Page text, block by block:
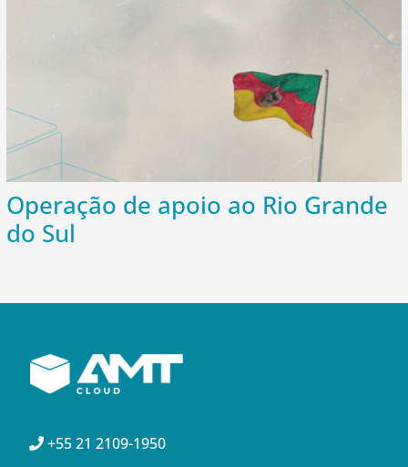
Operação de apoio ao Rio Grande
do Sul
+55 21 2109-1950